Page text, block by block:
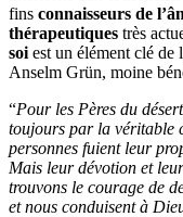
fins connaisseurs de
thérapeutiques très
soi est un élément clé
Anselm Grün, moine
“Pour les Pères du
toujours par la véritable
personnes fuient leur
Mais leur dévotion et
trouvons le courage de
et nous conduisent à